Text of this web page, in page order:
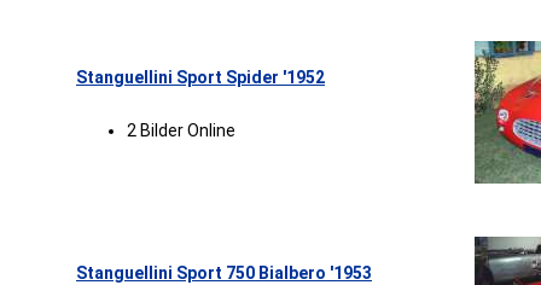
Stanguellini Sport Spider '1952
2 Bilder Online
Stanguellini Sport 750 Bialbero '1953